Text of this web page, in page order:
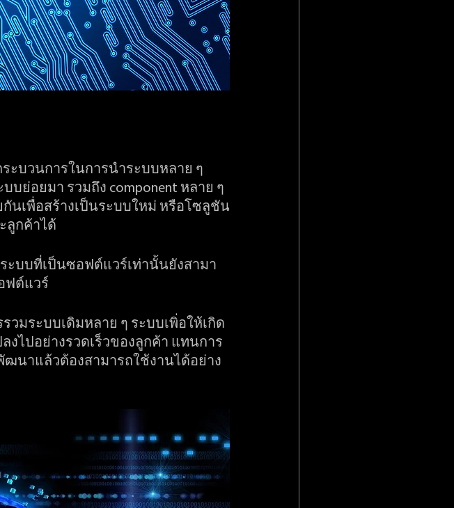
ะบวนการในการนำระบบหลาย ๆ
บย่อยมา รวมถึง component หลาย ๆ
นเพื่อสร้างเป็นระบบใหม่ หรือโซลูชัน
ลูกค้าได้
ะบบที่เป็นซอฟต์แวร์เท่านั้นยังสามา
ฟต์แวร์
วมระบบเดิมหลาย ๆ ระบบเพิ่อให้เกิด
ไปอย่างรวดเร็วของลูกค้า แทนการ
นาแล้วต้องสามารถใช้งานได้อย่าง